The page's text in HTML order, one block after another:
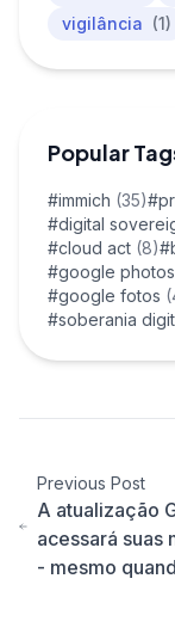
vigilância (1)
Popular
#immich (35)
#digital
#cloud act (8)
#google photos
#google fotos
#soberania
Previous Post
A atualização
acessará suas
- mesmo